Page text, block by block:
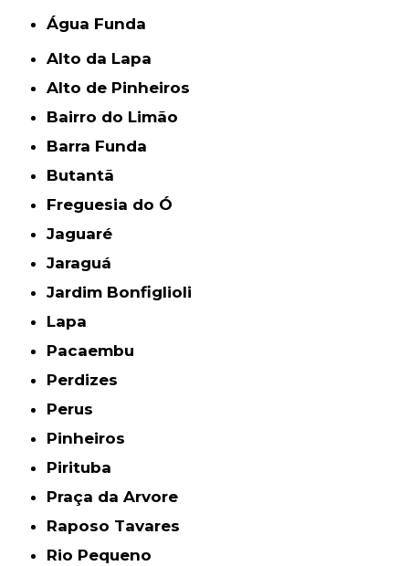
Água Funda
Alto da Lapa
Alto de Pinheiros
Bairro do Limão
Barra Funda
Butantã
Freguesia do Ó
Jaguaré
Jaraguá
Jardim Bonfiglioli
Lapa
Pacaembu
Perdizes
Perus
Pinheiros
Pirituba
Praça da Arvore
Raposo Tavares
Rio Pequeno